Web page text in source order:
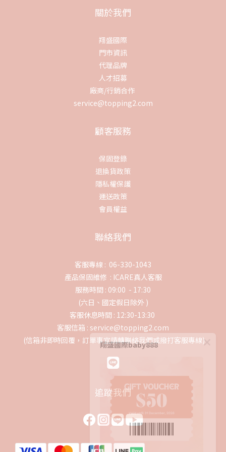
關於我們
翔盛國際
門市資訊
代理品牌
人才招募
廠商/行銷合作
service@topping2.com
顧客服務
保固登錄
退換貨政策
隱私權保護
運送政策
會員權益
聯絡我們
客服專線 : 06-330-1043
產品保固維修 : ICARE真人客服
服務時間 : 09:00 - 17:30
(六日、國定假日除外 )
客服休息時間 : 12:30-13:30
客服信箱 : service@topping2.com
(信箱非即時回覆，訂單事宜請轉聯絡我們或撥打客服專線)
追蹤我們
翔盛國際baby888